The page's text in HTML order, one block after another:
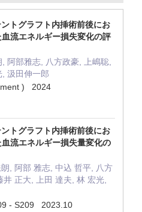
トグラフト内挿術前後にお
流エネルギー損失変化の評
阿部雅志, 八方政豪, 上嶋聡,
, 汲田伸一郎
) 2024
トグラフト内挿術前後にお
流エネルギー損失量変化の
, 阿部 雅志, 中込 哲平, 八方
正大, 上田 達夫, 林 宏光,
- S209 2023.10